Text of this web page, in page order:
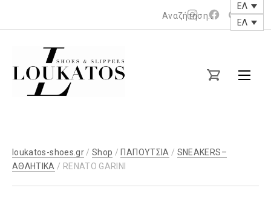
Νέο
παράθυρο
Νέο
παράθυρο
ΕΛ
ΕΛ
loukatos-
shoes.gr
loukatos-shoes.gr/Shop / ΠΑΠΟΥΤΣΙΑ / SNEAKERS–
ΑΘΛΗΤΙΚΑ / RENATO GARINI